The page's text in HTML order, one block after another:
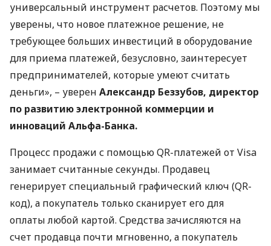
универсальный инструмент расчетов. Поэтому мы
уверены, что новое платежное решение, не
требующее больших инвестиций в оборудование
для приема платежей, безусловно, заинтересует
предпринимателей, которые умеют считать
деньги», – уверен Александр Беззубов, директор
по развитию электронной коммерции и
инноваций Альфа-Банка.
Процесс продажи с помощью QR-платежей от Visa
занимает считанные секунды. Продавец
генерирует специальный графический ключ (QR-
код), а покупатель только сканирует его для
оплаты любой картой. Средства зачисляются на
счет продавца почти мгновенно, а покупатель